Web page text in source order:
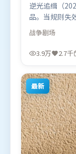
逆光追缉（
品。当规则失
择立场与底线
画面情绪贴合
雨，周迅等联
众观看。
战争剧场
3.9万 2.7千
最新